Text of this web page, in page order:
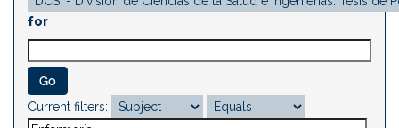
for
Current filters: